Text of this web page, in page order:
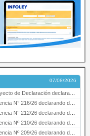
07/08/2026
de interés provincial PRESIDENCI…
de interés provincial la labor …
de interés provincial el “50° A…
de interés provincial el proyec…
de interés provincial la presen…